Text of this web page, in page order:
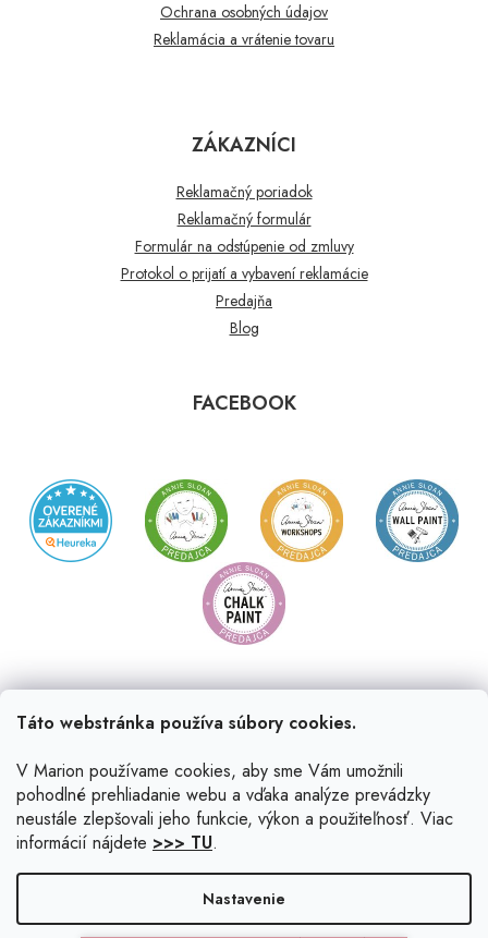
Táto webstránka používa súbory cookies.
V Marion používame cookies, aby sme Vám umožnili
pohodlné prehliadanie webu a vďaka analýze prevádzky
neustále zlepšovali jeho funkcie, výkon a použiteľnosť. Viac
informácií nájdete >>> TU.
Nastavenie
Ochrana osobných údajov
Reklamácia a vrátenie tovaru
ZÁKAZNÍCI
Reklamačný poriadok
Reklamačný formulár
Formulár na odstúpenie od zmluvy
Protokol o prijatí a vybavení reklamácie
Predajňa
Blog
FACEBOOK